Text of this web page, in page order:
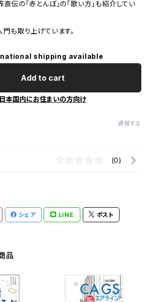
伝の「赤とんぼ」の「歌い方」も紹介してい
も取り上げています。
shipping available
Add to cart
日本国内にお住まいの方向け
通報する
(0)
シェア LINE ポスト
品